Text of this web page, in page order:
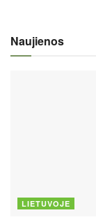
Naujienos
LIETUVOJE